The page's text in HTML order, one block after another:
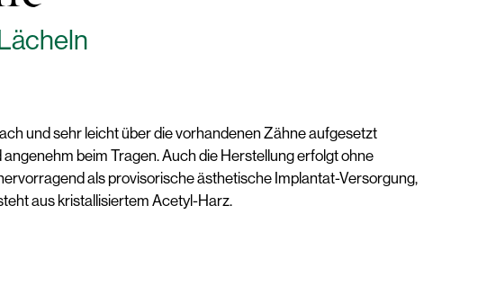
und sehr leicht über die vorhandenen Zähne aufgesetzt
beim Tragen. Auch die Herstellung erfolgt ohne
als provisorische ästhetische Implantat-Versorgung,
aus kristallisiertem Acetyl-Harz.